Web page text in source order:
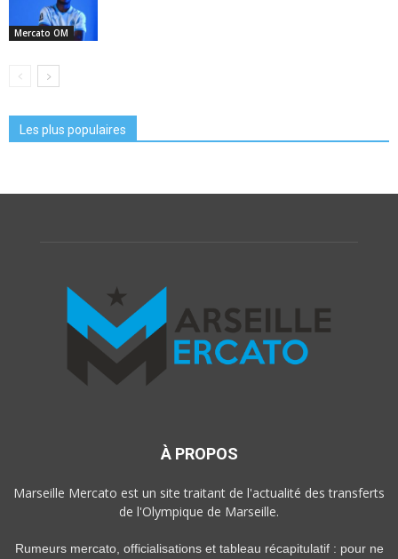
Mercato OM
Les plus populaires
À PROPOS
Marseille Mercato est un site traitant de l'actualité des transferts
de l'Olympique de Marseille.
Rumeurs mercato, officialisations et tableau récapitulatif : pour ne